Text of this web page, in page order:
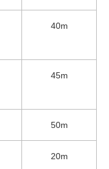
40m
45m
50m
20m